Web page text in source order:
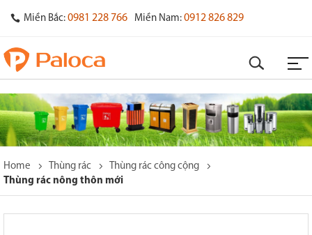
Miền Bắc: 0981 228 766 Miền Nam: 0912 826 829
Home Thùng rác
Thùng rác công cộng
Thùng rác nông thôn mới